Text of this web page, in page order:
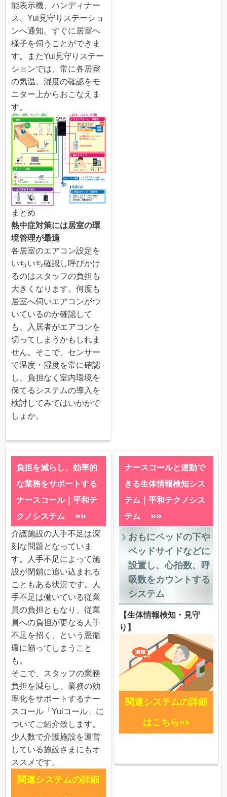
能表示機、ハンディナー
ス、Yui見守りステーショ
ンへ通知。すぐに居室へ
様子を伺うことができま
す。またYui見守りステー
ションでは、常に各居室
の気温、湿度の確認をモ
ニター上からおこなえま
す。
まとめ
熱中症対策には居室の環
境管理が最適
各居室のエアコン設定を
いちいち確認し呼びかけ
るのはスタッフの負担も
大きくなります。何度も
居室へ伺いエアコンがつ
いているのか確認して
も、入居者がエアコンを
切ってしまうかもしれま
せん。そこで、センサー
で温度・湿度を常に確認
し、負担なく室内環境を
保てるシステムの導入を
検討してみてはいかがで
しょか。
負担を減らし、効率的
な業務をサポートする
ナースコール｜平和テ
クノシステム
»»
介護施設の人手不足は深
刻な問題となっていま
す。人手不足によって施
設が閉鎖に追い込まれる
こともある状況です。人
手不足は働いている従業
員の負担ともなり、従業
員への負担が更なる人手
不足を招く、という悪循
環に陥ってしまうこと
も。
そこで、スタッフの業務
負担を減らし、業務の効
率化をサポートするナー
スコール「Yuiコール」に
ついてご紹介致します。
少人数で介護施設を運営
している施設さまにもオ
ススメです。
関連システムの詳細
ナースコールと連動で
きる生体情報検知シス
テム｜平和テクノシス
テム
»»
おもにベッドの下や
ベッドサイドなどに
設置し、心拍数、呼
吸数をカウントする
システム
【生体情報検知・見守
り】
関連システムの詳細
はこちら»»